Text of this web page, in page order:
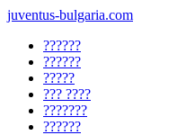
juventus-bulgaria.com
??????
??????
?????
??? ????
???????
??????